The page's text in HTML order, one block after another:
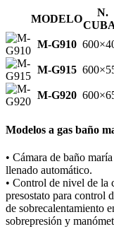
MODELO
N.
M-G910
M-G915
M-G920
Modelos a gas baño
• Cámara de baño
llenado automático.
• Control de nivel de la
presostato para control
de sobrecalentamiento
sobrepresión y